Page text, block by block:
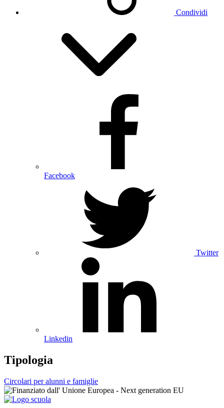
Condividi
Facebook
Twitter
Linkedin
Tipologia
Circolari per alunni e famiglie